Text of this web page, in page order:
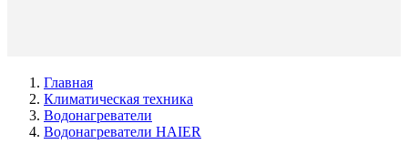
Главная
Климатическая техника
Водонагреватели
Водонагреватели HAIER